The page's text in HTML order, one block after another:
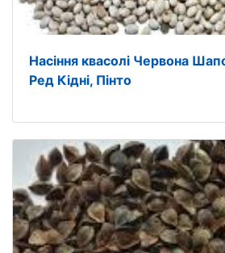
Насіння квасолі Червона
Ред Кідні, Пінто